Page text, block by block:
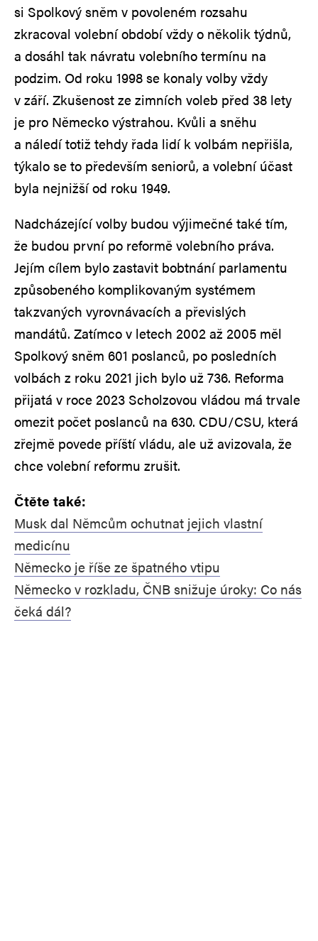
si Spolkový sněm v povoleném rozsahu
zkracoval volební období vždy o několik týdnů,
a dosáhl tak návratu volebního termínu na
podzim. Od roku 1998 se konaly volby vždy
v září. Zkušenost ze zimních voleb před 38 lety
je pro Německo výstrahou. Kvůli a sněhu
a náledí totiž tehdy řada lidí k volbám nepřišla,
týkalo se to především seniorů, a volební účast
byla nejnižší od roku 1949.
Nadcházející volby budou výjimečné také tím,
že budou první po reformě volebního práva.
Jejím cílem bylo zastavit bobtnání parlamentu
způsobeného komplikovaným systémem
takzvaných vyrovnávacích a převislých
mandátů. Zatímco v letech 2002 až 2005 měl
Spolkový sněm 601 poslanců, po posledních
volbách z roku 2021 jich bylo už 736. Reforma
přijatá v roce 2023 Scholzovou vládou má trvale
omezit počet poslanců na 630. CDU/CSU, která
zřejmě povede příští vládu, ale už avizovala, že
chce volební reformu zrušit.
Čtěte také:
Musk dal Němcům ochutnat jejich vlastní
medicínu
Německo je říše ze špatného vtipu
Německo v rozkladu, ČNB snižuje úroky: Co nás
čeká dál?